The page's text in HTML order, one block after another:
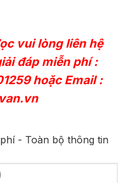
vui lòng liên hệ
đáp miễn phí :
hoặc Email :
- Toàn bộ thông tin